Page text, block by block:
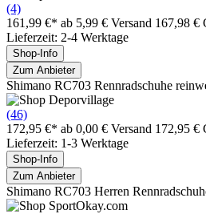
(4)
161,99 €* ab 5,99 € Versand 167,98 €
Lieferzeit: 2-4 Werktage
Shop-Info
Zum Anbieter
Shimano RC703 Rennradschuhe
(46)
172,95 €* ab 0,00 € Versand 172,95 €
Lieferzeit: 1-3 Werktage
Shop-Info
Zum Anbieter
Shimano RC703 Herren